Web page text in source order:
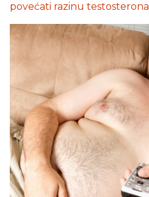
povećati razinu testosterona